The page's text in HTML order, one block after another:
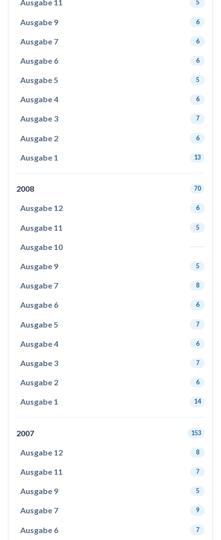
Ausgabe 11 5
Ausgabe 9 6
Ausgabe 7 6
Ausgabe 6 6
Ausgabe 5 5
Ausgabe 4 6
Ausgabe 3 7
Ausgabe 2 6
Ausgabe 1 13
2008 70
Ausgabe 12 6
Ausgabe 11 5
Ausgabe 10
Ausgabe 9 5
Ausgabe 7 8
Ausgabe 6 6
Ausgabe 5 7
Ausgabe 4 6
Ausgabe 3 7
Ausgabe 2 6
Ausgabe 1 14
2007 153
Ausgabe 12 8
Ausgabe 11 7
Ausgabe 9 5
Ausgabe 7 9
Ausgabe 6 7